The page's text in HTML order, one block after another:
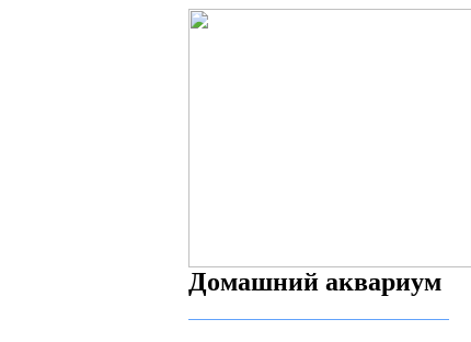
Домашний аквариум